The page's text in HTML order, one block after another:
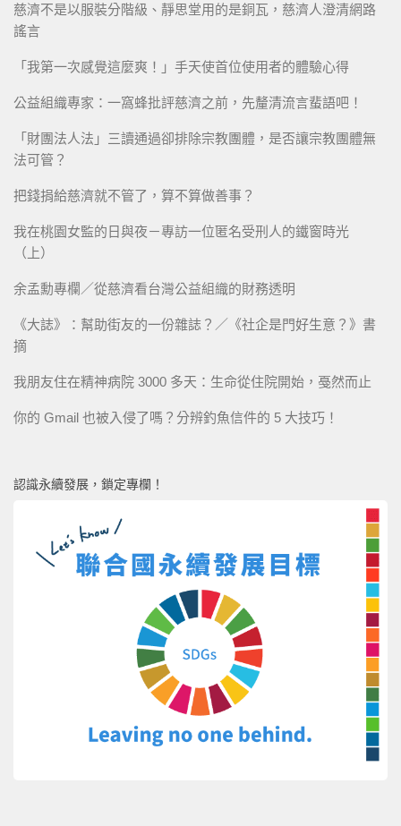
慈濟不是以服裝分階級、靜思堂用的是銅瓦，慈濟人澄清網路
謠言
「我第一次感覺這麼爽！」手天使首位使用者的體驗心得
公益組織專家：一窩蜂批評慈濟之前，先釐清流言蜚語吧！
「財團法人法」三讀通過卻排除宗教團體，是否讓宗教團體無
法可管？
把錢捐給慈濟就不管了，算不算做善事？
我在桃園女監的日與夜－專訪一位匿名受刑人的鐵窗時光
（上）
余孟勳專欄／從慈濟看台灣公益組織的財務透明
《大誌》：幫助街友的一份雜誌？／《社企是門好生意？》書
摘
我朋友住在精神病院 3000 多天：生命從住院開始，戞然而止
你的 Gmail 也被入侵了嗎？分辨釣魚信件的 5 大技巧！
認識永續發展，鎖定專欄！